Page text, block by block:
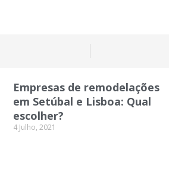
Empresas de remodelações
em Setúbal e Lisboa: Qual
escolher?
4 Julho, 2021